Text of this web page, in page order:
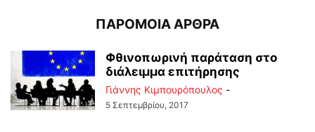
ΠΑΡΟΜΟΙΑ ΑΡΘΡΑ
Φθινοπωρινή παράταση στο
διάλειμμα επιτήρησης
Γιάννης Κιμπουρόπουλος -
5 Σεπτεμβρίου, 2017